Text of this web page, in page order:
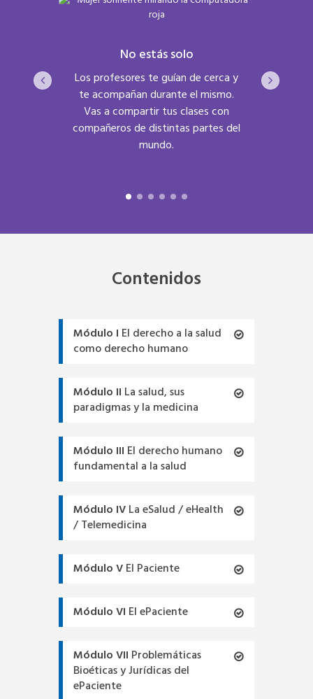
No estás solo
Los profesores te guían de cerca y
te acompañan durante el mismo.
Vas a compartir tus clases con
compañeros de distintas partes del
mundo.
Contenidos
Módulo I El derecho a la salud
como derecho humano
Módulo II La salud, sus
paradigmas y la medicina
Módulo III El derecho humano
fundamental a la salud
Módulo IVLa eSalud / eHealth
/ Telemedicina
Módulo VEl Paciente
Módulo VI El ePaciente
Módulo VII Problemáticas
Bioéticas y Jurídicas del
ePaciente